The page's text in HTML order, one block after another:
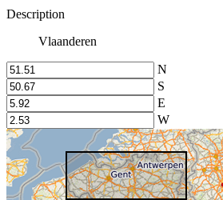
Description
Vlaanderen
N
S
E
W